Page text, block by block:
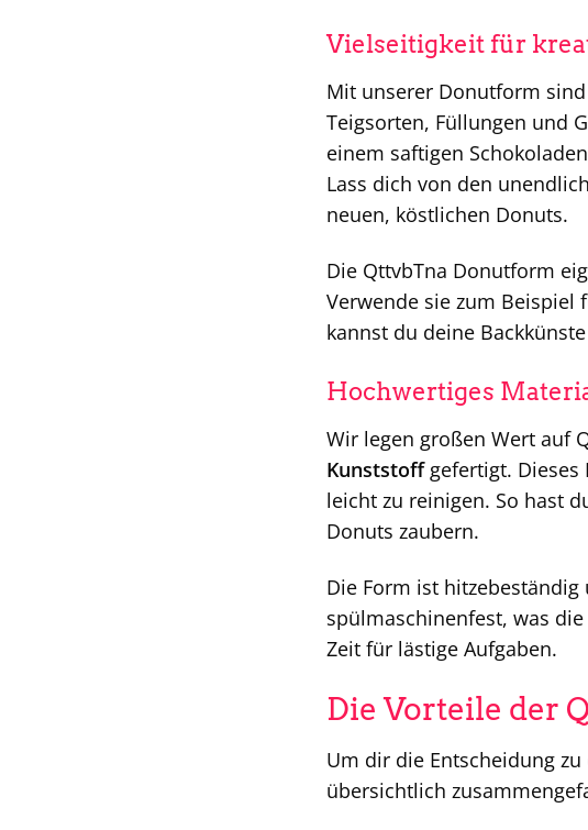
Vielseitigkeit für
Mit unserer Donutform
Teigsorten, Füllungen und
einem saftigen
Lass dich von den
neuen, köstlichen Donuts.
Die QttvbTna Donutform
Verwende sie zum Beispiel
kannst du deine
Hochwertiges
Wir legen großen Wert auf
Kunststoffgefertigt. Dieses
leicht zu reinigen. So hast
Donuts zaubern.
Die Form ist
spülmaschinenfest, was
Zeit für lästige Aufgaben.
Die Vorteile der
Um dir die Entscheidung
übersichtlich